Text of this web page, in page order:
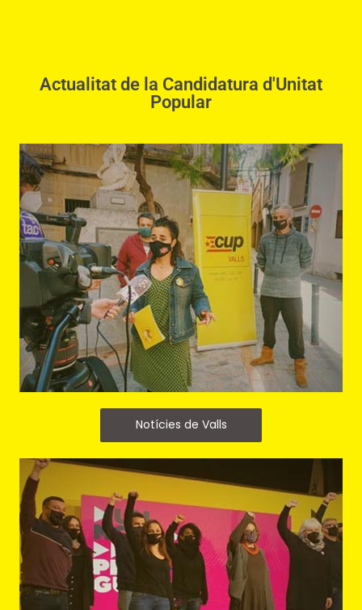
Actualitat de la Candidatura d'Unitat
Popular
Notícies de Valls